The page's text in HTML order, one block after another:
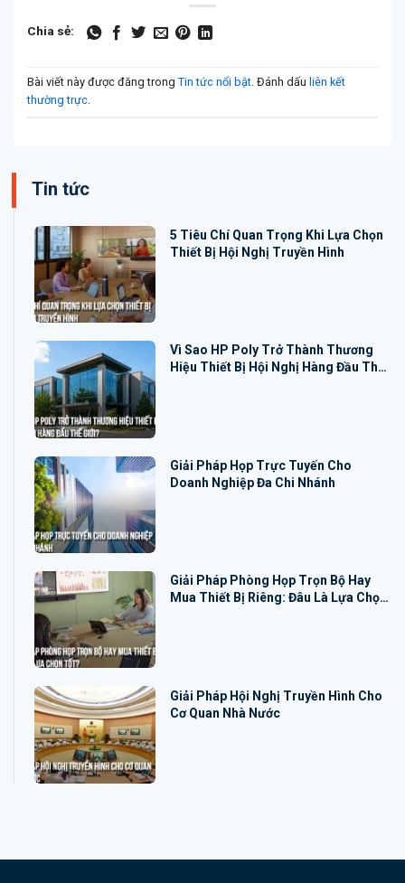
Chia sẻ:
Bài viết này được đăng trong Tin tức nổi bật . Đánh dấu liên kết
thường trực
Tin tức
5 Tiêu Chí Quan Trọng Khi Lựa Chọn
Thiết Bị Hội Nghị Truyền Hình
Vì Sao HP Poly Trở Thành Thương
Hiệu Thiết Bị Hội Nghị Hàng Đầu Thế
Giải Pháp Họp Trực Tuyến Cho
Doanh Nghiệp Đa Chi Nhánh
Giải Pháp Phòng Họp Trọn Bộ Hay
Mua Thiết Bị Riêng: Đâu Là Lựa Chọn
Giải Pháp Hội Nghị Truyền Hình Cho
Cơ Quan Nhà Nước